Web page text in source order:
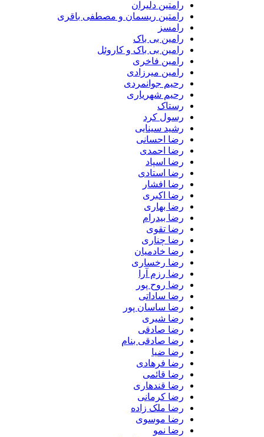
رامتین دلیران
رامتین ریسمان و مصطفی باقری
رامسز
رامین بی باک
رامین بی باک و کاروئل
رامین فاخری
رامین میرزادی
رحیم جوانمردی
رحیم شهریاری
رستاک
رسول کرد
رشید سینایی
رضا احسانی
رضا احمدی
رضا اسپاد
رضا استادی
رضا افشار
رضا اکبری
رضا بهاری
رضا بیدرام
رضا تقوی
رضا چناری
رضا خادمیان
رضا رخساری
رضا رزم آرا
رضا روح پور
رضا ساداتی
رضا ساسان پور
رضا شیری
رضا صادقی
رضا صادقی بنام
رضا ضیا
رضا فرهادی
رضا قائمی
رضا قندهاری
رضا کرمانی
رضا ملک زاده
رضا موسوی
رضا نمو